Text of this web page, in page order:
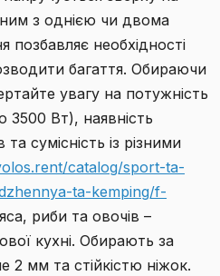
з однією чи двома
необхідності
багаття. Обираючи
увагу на потужність
3500 Вт), наявність
сумісність із різними
catalog/sport-ta-
ta-kemping/f-
риби та овочів –
кухні. Обирають за
мм та стійкістю ніжок.